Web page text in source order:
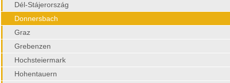
Dél-Stájerország
Donnersbach
Graz
Grebenzen
Hochsteiermark
Hohentauern